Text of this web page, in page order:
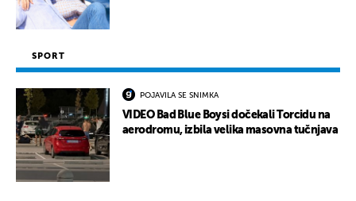
SPORT
POJAVILA SE SNIMKA
VIDEO Bad Blue Boysi dočekali Torcidu na
aerodromu, izbila velika masovna tučnjava